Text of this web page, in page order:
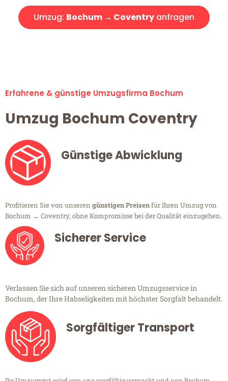
Umzug: Bochum → Coventry anfragen
Erfahrene & günstige Umzugsfirma Bochum
Umzug Bochum Coventry
Günstige Abwicklung
Profitieren Sie von unseren günstigen Preisenfür Ihren Umzug von
Bochum → Coventry, ohne Kompromisse bei der Qualität einzugehen.
Sicherer Service
Verlassen Sie sich auf unseren sicheren Umzugsservice in
Bochum, der Ihre Habseligkeiten mit höchster Sorgfalt behandelt.
Sorgfältiger Transport